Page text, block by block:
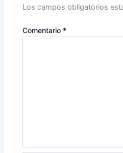
Los campos obligatorios
Comentario *